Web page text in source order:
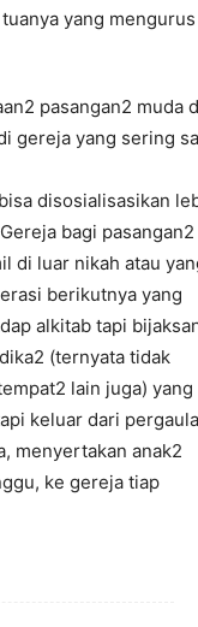
yang mengurus
pasangan2 muda
gereja yang sering
disosialisasikan
bagi pasangan2
di luar nikah atau
berikutnya yang
alkitab tapi
(ternyata tidak
lain juga) yang
keluar dari
menyertakan anak2
ke gereja tiap